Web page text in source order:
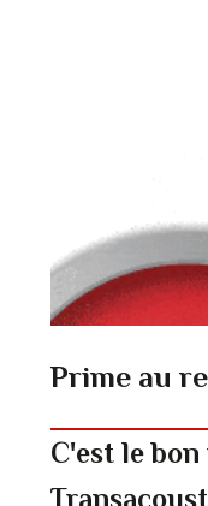
Prime au
C'est le